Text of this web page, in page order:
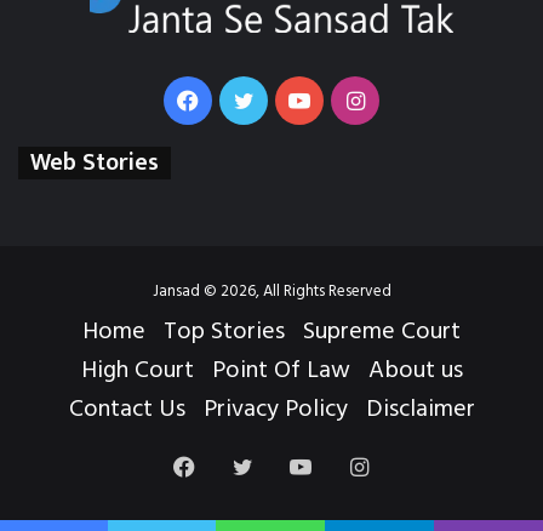
FacebookTwitterYouTubeInstagram
Web Stories
Jansad © 2026, All Rights Reserved
Home Top Stories Supreme Court
High Court Point Of Law About us
Contact Us Privacy Policy Disclaimer
FacebookTwitterYouTubeInstagram